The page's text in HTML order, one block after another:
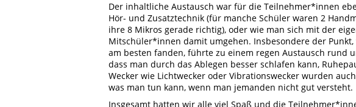
Der inhaltliche Austausch war für die Teilnehmer*innen
Hör- und Zusatztechnik (für manche Schüler waren 2
ihre 8 Mikros gerade richtig), oder wie man sich mit der
Mitschüler*innen damit umgehen. Insbesondere der
am besten fanden, führte zu einem regen Austausch rund
dass man durch das Ablegen besser schlafen kann,
Wecker wie Lichtwecker oder Vibrationswecker wurden
was man tun kann, wenn man jemanden nicht gut versteht.
Insgesamt hatten wir alle viel Spaß und die